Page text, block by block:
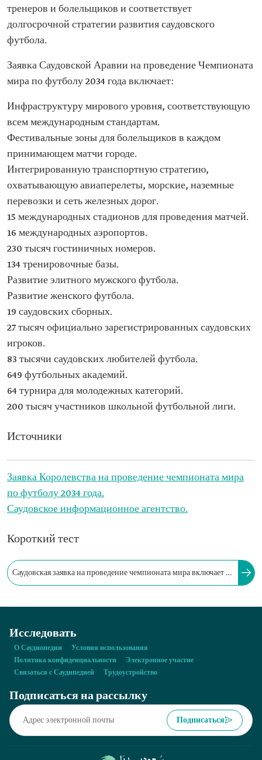
тренеров и болельщиков и соответствует
долгосрочной стратегии развития саудовского
футбола.
Заявка Саудовской Аравии на проведение Чемпионата
мира по футболу 2034 года включает:
Инфраструктуру мирового уровня, соответствующую
всем международным стандартам.
Фестивальные зоны для болельщиков в каждом
принимающем матчи городе.
Интегрированную транспортную стратегию,
охватывающую авиаперелеты, морские, наземные
перевозки и сеть железных дорог.
15 международных стадионов для проведения матчей.
16 международных аэропортов.
230 тысяч гостиничных номеров.
134 тренировочные базы.
Развитие элитного мужского футбола.
Развитие женского футбола.
19 саудовских сборных.
27 тысяч официально зарегистрированных саудовских
игроков.
83 тысячи саудовских любителей футбола.
649 футбольных академий.
64 турнира для молодежных категорий.
200 тысяч участников школьной футбольной лиги.
Источники
Заявка Королевства на проведение чемпионата мира
по футболу 2034 года.
Саудовское информационное агентство.
Короткий тест
Саудовская заявка на проведение чемпионата мира включает в
также железнодорожную сеть.
Исследовать
О Саудиопедии
Условия использования
Политика конфиденциальности
Электронное участие
Связаться с Саудипедией
Трудоустройство
Подписаться на рассылку
Подписаться